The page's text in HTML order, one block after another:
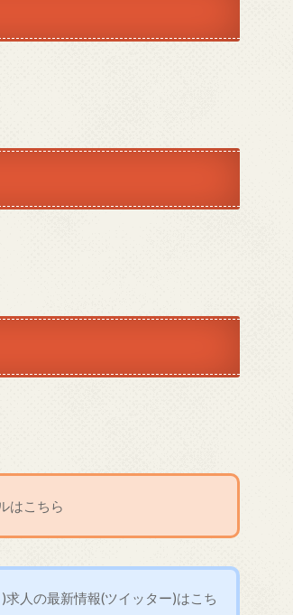
はこちら
人の最新情報(ツイッター)はこち